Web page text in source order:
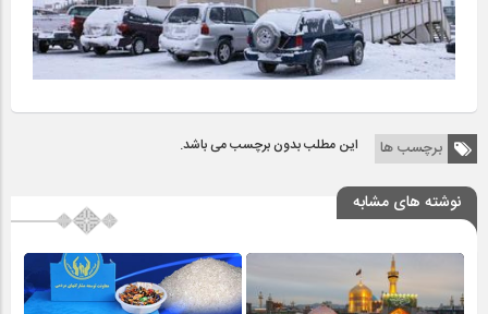
برچسب ها این مطلب بدون برچسب می باشد.
نوشته های مشابه